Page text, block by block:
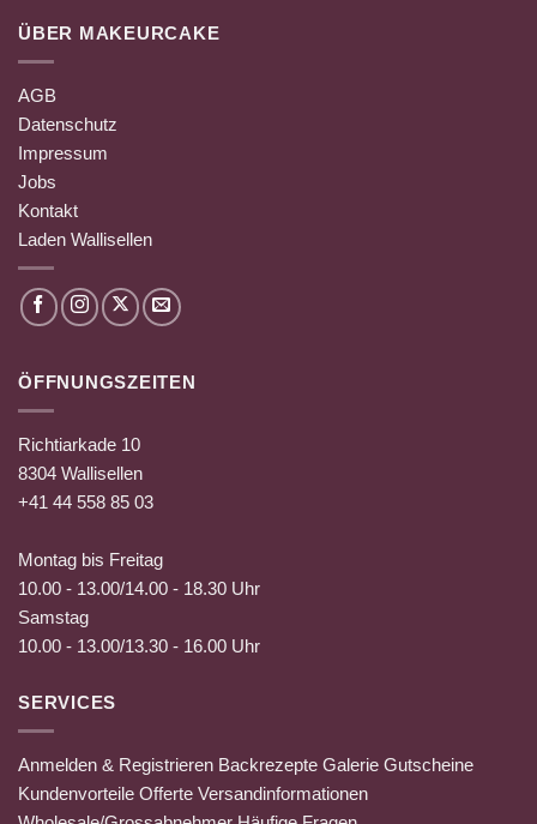
ÜBER MAKEURCAKE
AGB
Datenschutz
Impressum
Jobs
Kontakt
Laden Wallisellen
ÖFFNUNGSZEITEN
Richtiarkade 10
8304 Wallisellen
+41 44 558 85 03
Montag bis Freitag
10.00 - 13.00/14.00 - 18.30 Uhr
Samstag
10.00 - 13.00/13.30 - 16.00 Uhr
SERVICES
Anmelden & Registrieren Backrezepte Galerie Gutscheine
Kundenvorteile Offerte Versandinformationen